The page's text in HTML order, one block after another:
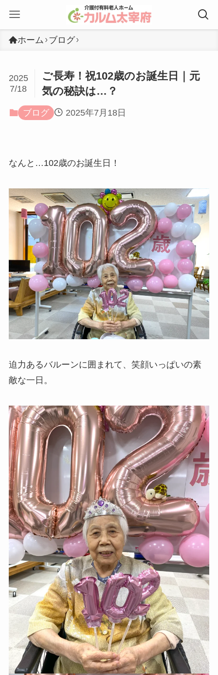
ホーム ブログ
ご長寿！祝102歳のお誕生日｜元
気の秘訣は…？
2025
7/18
ブログ 2025年7月18日
なんと…102歳のお誕生日！
迫力あるバルーンに囲まれて、笑顔いっぱいの素
敵な一日。